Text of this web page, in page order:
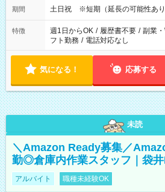
期間 土日祝 ※短期（延長の可能性あり
特徴 週1日からOK / 履歴書不要 / 副業
フト勤務 / 電話対応なし
気になる！ 応募する
未読
＼Amazon Ready募集／
勤◎倉庫内作業スタッフ｜袋
アルバイト 職種未経験OK